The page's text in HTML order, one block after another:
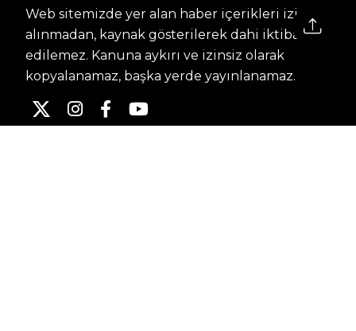
Web sitemizde yer alan haber içerikleri izin
alınmadan, kaynak gösterilerek dahi iktibas
edilemez. Kanuna aykırı ve izinsiz olarak
kopyalanamaz, başka yerde yayınlanamaz.